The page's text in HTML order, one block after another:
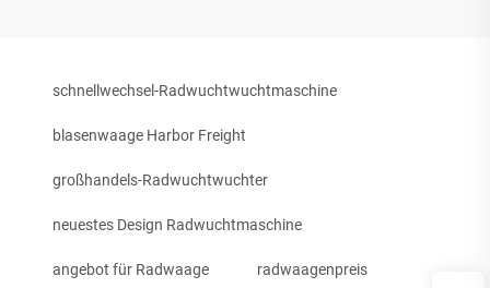
schnellwechsel-Radwuchtwuchtmaschine
blasenwaage Harbor Freight
großhandels-Radwuchtwuchter
neuestes Design Radwuchtmaschine
angebot für Radwaage radwaagenpreis